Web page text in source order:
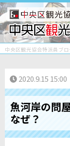
中央区観光協会特派員ブロ
2020.9.15 15:00
魚河岸の問
なぜ？